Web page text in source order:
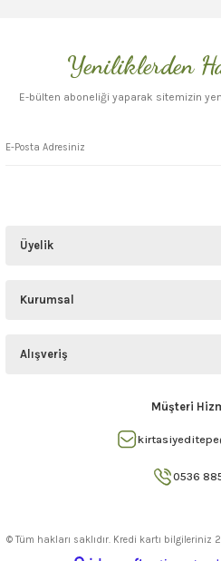
Gönder
Yeniliklerden
E-bülten aboneliği yaparak sitemizin
Üyelik
Kurumsal
Alışveriş
Müşteri
0536
© Tüm hakları saklıdır. Kredi kartı bilgileriniz